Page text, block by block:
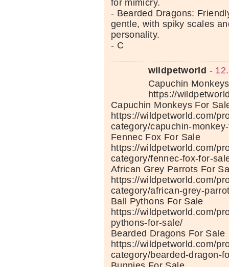
for mimicry.
- Bearded Dragons:
gentle, with spiky scales
personality.
- C
wildpetworld -
Capuchin
https://
Capuchin Monkeys For
https://wildpetworld.com/
category/capuchin-
Fennec Fox For Sale
https://wildpetworld.com/
category/fennec-fox-for-
African Grey Parrots For
https://wildpetworld.com/
category/african-grey-
Ball Pythons For Sale
https://wildpetworld.com/
pythons-for-sale/
Bearded Dragons For Sale
https://wildpetworld.com/
category/bearded-dragon-